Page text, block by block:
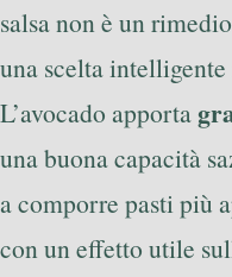
salsa non è un
una scelta
L’avocado apporta
una buona capacità
a comporre pasti più
con un effetto utile